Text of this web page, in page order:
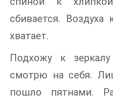
сбивается. Воздуха
хватает.
Подхожу к
смотрю на себя.
пошло пятнами.